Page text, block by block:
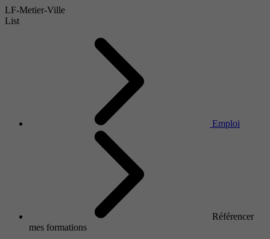
LF-Metier-Ville
List
Emploi
Référencer
mes formations